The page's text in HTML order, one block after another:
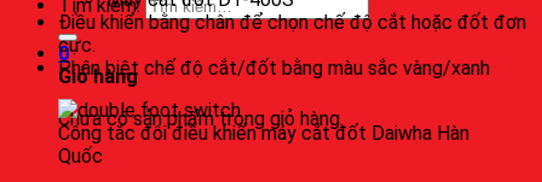
Tìm kiếm:
0
Giỏ hàng
Chưa có sản phẩm trong giỏ hàng.
Điều khiển bằng chân để chọn chế độ cắt hoặc đốt đơn
cực.
Phân biệt chế độ cắt/đốt bằng màu sắc vàng/xanh
Công tắc đôi điều khiển máy cắt đốt Daiwha Hàn
Quốc